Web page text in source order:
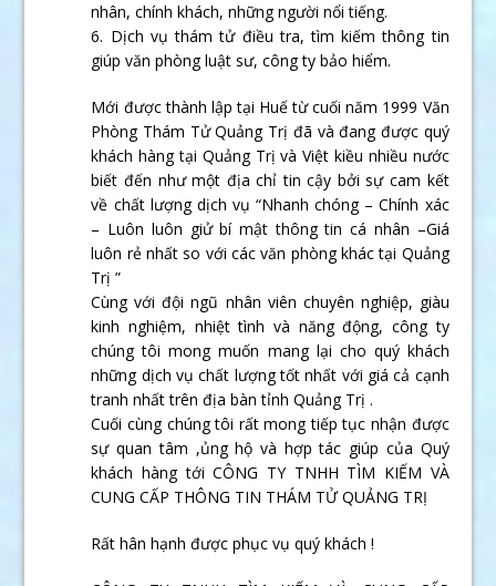
nhân, chính khách, những người nổi tiếng.
6. Dịch vụ thám tử điều tra, tìm kiếm thông tin
giúp văn phòng luật sư, công ty bảo hiểm.
Mới được thành lập tại Huế từ cuối năm 1999 Văn
Phòng Thám Tử Quảng Trị đã và đang được quý
khách hàng tại Quảng Trị và Việt kiều nhiều nước
biết đến như một địa chỉ tin cậy bởi sự cam kết
về chất lượng dịch vụ “Nhanh chóng – Chính xác
– Luôn luôn giử bí mật thông tin cá nhân –Giá
luôn rẻ nhất so với các văn phòng khác tại Quảng
Trị ”
Cùng với đội ngũ nhân viên chuyên nghiệp, giàu
kinh nghiệm, nhiệt tình và năng động, công ty
chúng tôi mong muốn mang lại cho quý khách
những dịch vụ chất lượng tốt nhất với giá cả cạnh
tranh nhất trên địa bàn tỉnh Quảng Trị .
Cuối cùng chúng tôi rất mong tiếp tục nhận được
sự quan tâm ,ủng hộ và hợp tác giúp của Quý
khách hàng tới CÔNG TY TNHH TÌM KIẾM VÀ
CUNG CẤP THÔNG TIN THÁM TỬ QUẢNG TRỊ
Rất hân hạnh được phục vụ quý khách !